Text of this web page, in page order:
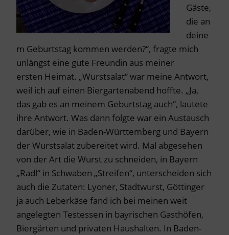
Gäste,
die an
deine
m Geburtstag kommen werden?“, fragte mich
unlängst eine gute Freundin aus meiner
ersten Heimat. „Wurstsalat“ war meine Antwort,
weil ich auf einen Biergartenabend hoffte. „Ja,
das gab es an meinem Geburtstag auch“, lautete
ihre Antwort. Was dann folgte war ein Austausch
darüber, wie in Baden-Württemberg und Bayern
der Wurstsalat zubereitet wird. Mal abgesehen
von der Art die Wurst zu schneiden, in Bayern
„Radl“ in Schwaben „Streifen“, unterscheiden sich
auch die Zutaten: Lyoner, Stadtwurst, Göttinger
ja auch Leberkäse fand ich bei meinen weit
angelegten Testessen in bayrischen Gasthöfen,
Biergärten und privaten Haushalten. In Baden-